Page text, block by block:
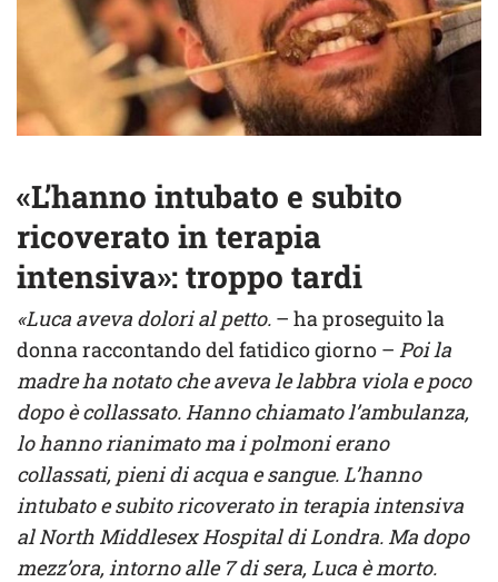
«L’hanno intubato e subito
ricoverato in terapia
intensiva»: troppo tardi
«Luca aveva dolori al petto. – ha proseguito la
donna raccontando del fatidico giorno – Poi la
madre ha notato che aveva le labbra viola e poco
dopo è collassato. Hanno chiamato l’ambulanza,
lo hanno rianimato ma i polmoni erano
collassati, pieni di acqua e sangue. L’hanno
intubato e subito ricoverato in terapia intensiva
al North Middlesex Hospital di Londra. Ma dopo
mezz’ora, intorno alle 7 di sera, Luca è morto.